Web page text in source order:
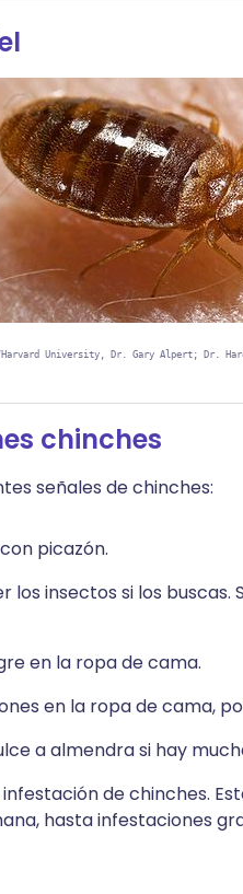
Harvard University, Dr. Gary Alpert; Dr.
chinches
señales de chinches:
picazón.
los insectos si los
en la ropa de cama.
en la ropa de cama,
a almendra si hay
de chinches.
hasta infestaciones